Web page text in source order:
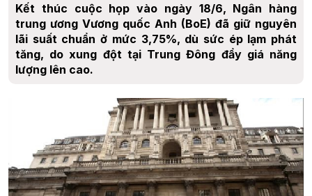
Kết thúc cuộc họp vào ngày 18/6, Ngân hàng
trung ương Vương quốc Anh (BoE) đã giữ nguyên
lãi suất chuẩn ở mức 3,75%, dù sức ép lạm phát
tăng, do xung đột tại Trung Đông đẩy giá năng
lượng lên cao.